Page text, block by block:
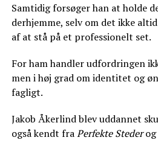
Samtidig forsøger han at holde
derhjemme, selv om det ikke
af at stå på et professionelt set.
For ham handler udfordringen
men i høj grad om identitet og
fagligt.
Jakob Åkerlind blev uddannet
også kendt fraPerfekte Stederog